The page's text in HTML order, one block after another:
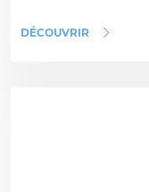
DÉCOUVRIR